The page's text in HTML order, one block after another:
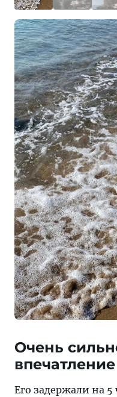
Очень
Его задержали на 5